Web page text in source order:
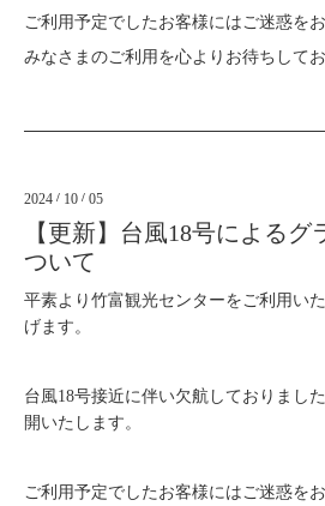
ご利用予定でしたお客様にはご迷惑を
みなさまのご利用を心よりお待ちしてお
2024 / 10 / 05
【更新】台風18号による
ついて
平素より竹富観光センターをご利用い
げます。
台風18号接近に伴い欠航しておりまし
開いたします。
ご利用予定でしたお客様にはご迷惑を